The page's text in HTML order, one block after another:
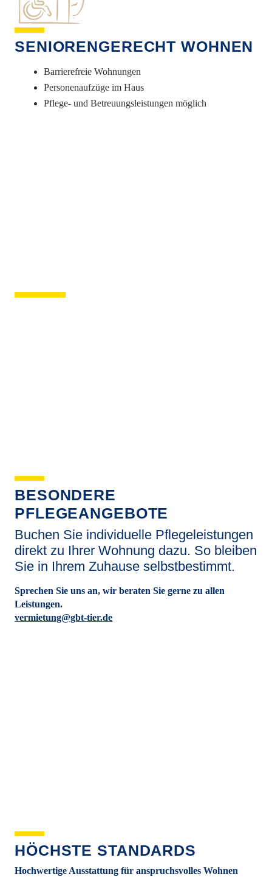
SENIOREN­GERECHT WOHNEN
Barrierefreie Wohnungen
Personenaufzüge im Haus
Pflege- und Betreuungsleistungen möglich
BESONDERE
PFLEGEANGEBOTE
Buchen Sie individuelle Pflegeleistungen
direkt zu Ihrer Wohnung dazu. So bleiben
Sie in Ihrem Zuhause selbstbestimmt.
Sprechen Sie uns an, wir beraten Sie gerne zu allen
Leistungen.
vermietung@gbt-tier.de
HÖCHSTE STANDARDS
Hochwertige Ausstattung für anspruchsvolles Wohnen